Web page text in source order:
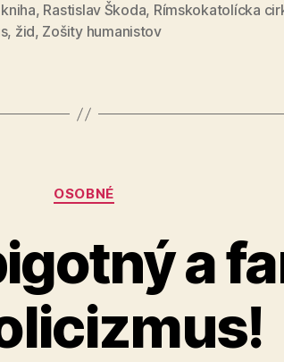
na
kniha, Rastislav Škoda, Rímskokatolícka
, žid, Zošity humanistov
Kategórie
OSOBNÉ
a